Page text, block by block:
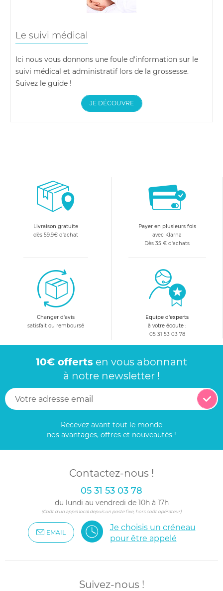
Le suivi médical
Ici nous vous donnons une foule d'information sur le
suivi médical et administratif lors de la grossesse.
Suivez le guide !
JE DÉCOUVRE
Livraison gratuite
dès 59.9€ d'achat
Payer en plusieurs fois
avec Klarna
Dès 35 € d'achats
Changer d'avis
satisfait ou remboursé
Equipe d'experts
à votre écoute :
05 31 53 03 78
10€ offerts en vous abonnant
à notre newsletter !
Recevez avant tout le monde
nos avantages, offres et nouveautés !
Contactez-nous !
05 31 53 03 78
du lundi au vendredi de 10h à 17h
(Coût d'un appel local depuis un poste fixe, hors coût opérateur)
EMAIL
Je choisis un créneau
pour être appelé
Suivez-nous !